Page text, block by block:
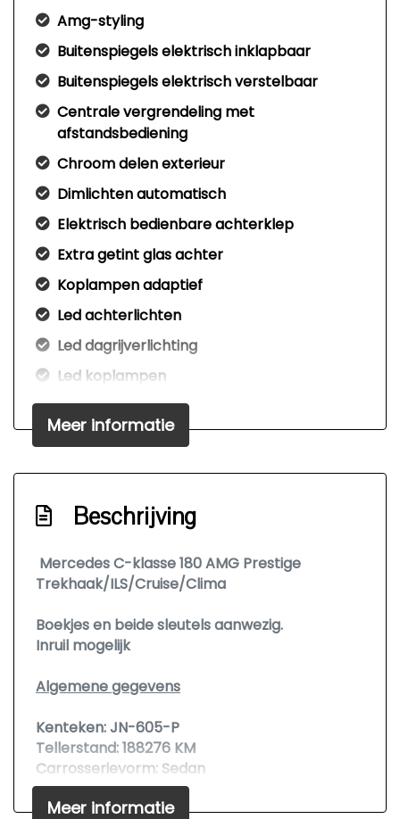
Amg-styling
Buitenspiegels elektrisch inklapbaar
Buitenspiegels elektrisch verstelbaar
Centrale vergrendeling met
afstandsbediening
Chroom delen exterieur
Dimlichten automatisch
Elektrisch bedienbare achterklep
Extra getint glas achter
Koplampen adaptief
Led achterlichten
Led dagrijverlichting
Led koplampen
Led koplampen adaptief
Lichtmetalen velgen 18"
Parkeer assistent
Parkeersensor voor en achter
Sportonderstel
Sportvelgen
Trekhaak met afneembare kogel
Warmtewerend glas
Interieur
Achterbank in delen neerklapbaar
Airco
Meer informatie
Beschrijving
Mercedes C-klasse 180 AMG Prestige
Trekhaak/ILS/Cruise/Clima
Boekjes en beide sleutels aanwezig.
Inruil mogelijk
Algemene gegevens
Kenteken:JN-605-P
Tellerstand:188276 KM
Carrosserievorm: Sedan
Aantal deuren:4
Brandstofsoort:Benzine
Meer informatie